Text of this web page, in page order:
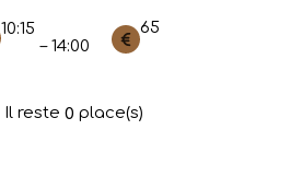
10:15
– 14:00
65
Il reste 0 place(s)